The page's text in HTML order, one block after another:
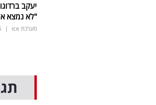
"לא נמצא
מערכת ice |